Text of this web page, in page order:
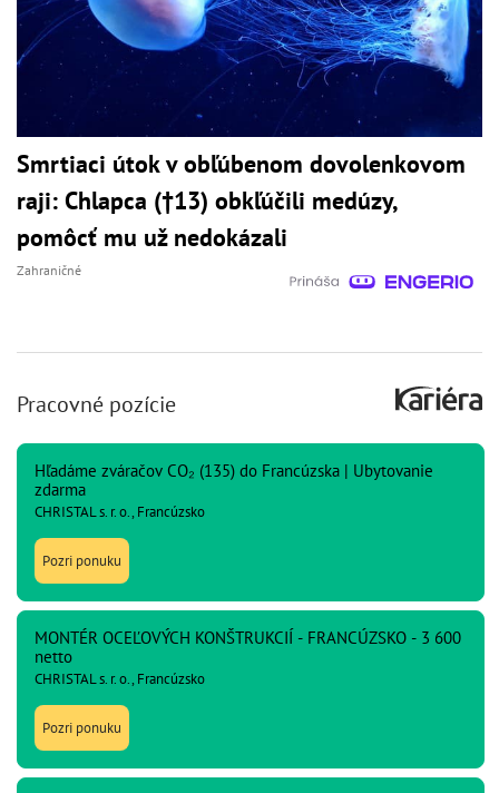
Smrtiaci útok v obľúbenom dovolenkovom
raji: Chlapca (†13) obkľúčili medúzy,
pomôcť mu už nedokázali
Zahraničné
Pracovné pozície
Hľadáme zváračov CO₂ (135) do Francúzska | Ubytovanie
zdarma
CHRISTAL s. r. o., Francúzsko
Pozri ponuku
MONTÉR OCEĽOVÝCH KONŠTRUKCIÍ - FRANCÚZSKO - 3 600
netto
CHRISTAL s. r. o., Francúzsko
Pozri ponuku